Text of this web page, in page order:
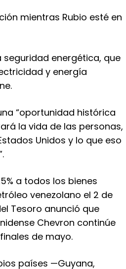
mientras Rubio esté en
seguridad energética, que
y energía
“oportunidad histórica
la vida de las personas,
Unidos y lo que eso
a todos los bienes
venezolano el 2 de
Tesoro anunció que
Chevron continúe
de mayo.
países —Guyana,